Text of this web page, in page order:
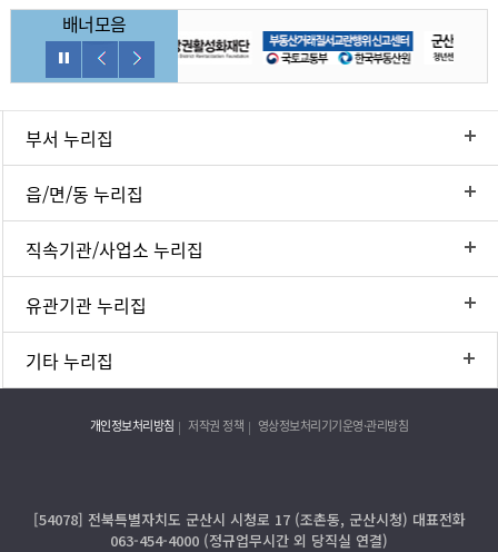
배너모음
부서 누리집
읍/면/동 누리집
직속기관/사업소 누리집
유관기관 누리집
기타 누리집
개인정보처리방침 저작권 정책 영상정보처리기기운영·관리방침
[54078] 전북특별자치도 군산시 시청로 17 (조촌동, 군산시청) 대표전화
063-454-4000 (정규업무시간 외 당직실 연결)